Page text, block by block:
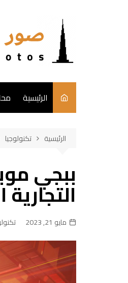
الرئيسية
الرئيسية تكنولوجيا
ببجي
مايو 21, 2023